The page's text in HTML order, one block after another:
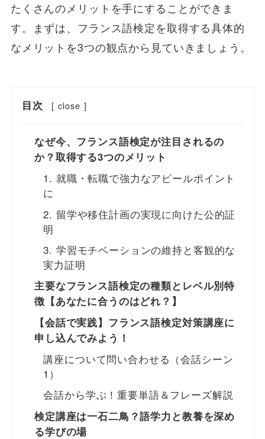
たくさんのメリットを手にすることができま
す。まずは、フランス語検定を取得する具体的
なメリットを3つの観点から見ていきましょう。
目次 [ close ]
なぜ今、フランス語検定が注目されるの
か？取得する3つのメリット
1. 就職・転職で強力なアピールポイント
に
2. 留学や移住計画の実現に向けた公的証
明
3. 学習モチベーションの維持と客観的な
実力証明
主要なフランス語検定の種類とレベル別特
徴【あなたに合うのはどれ？】
【会話で実践】フランス語検定対策講座に
申し込んでみよう！
講座について問い合わせる（会話シーン
1）
会話から学ぶ！重要単語＆フレーズ解説
検定講座は一石二鳥？語学力と教養を深め
る学びの場